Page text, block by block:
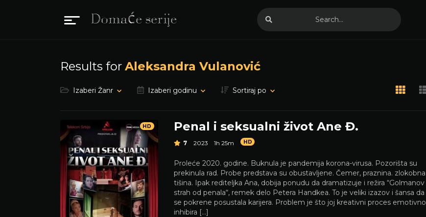
Results for Aleksandra Vulanović
Izaberi Žanr Izaberi godinu Sortiraj po
HD Penal i seksualni život Ane Đ.
7 2023 1h 25m HD
Proleće 2020. godine. Buknula je pandemija korona-virusa. Pozorišta su
prekinula rad. Probe predstava su obustavljene. Čemer, praznina. zlokobna
tišina. Ipak rediteljka Ana, dobija ponudu da dramatizuje i režira “Golmanov
strah od penala“, remek delo Petera Handkea. To je veliki izazov i šansa da
se pokrene posustala karijera. Problem je što joj kreativni proces emotivno
inhibira […]